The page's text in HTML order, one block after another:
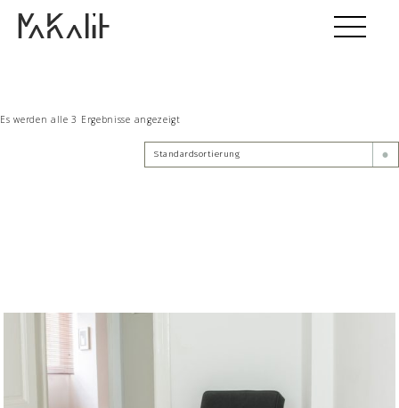
Skip
Es werden alle 3 Ergebnisse angezeigt
Standardsortierung